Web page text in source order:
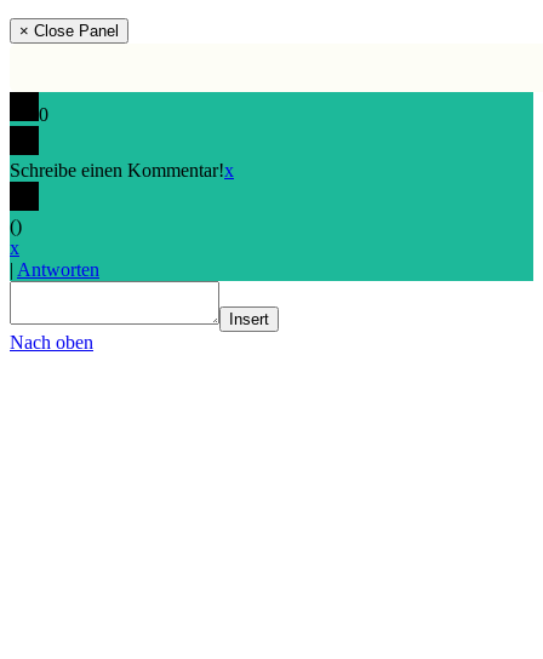
× Close Panel
0
Schreibe einen Kommentar!x
()
x
| Antworten
Insert
Nach oben